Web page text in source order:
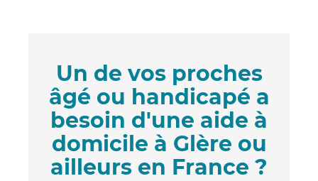
Un de vos proches
âgé ou handicapé a
besoin d'une aide à
domicile à Glère ou
ailleurs en France ?